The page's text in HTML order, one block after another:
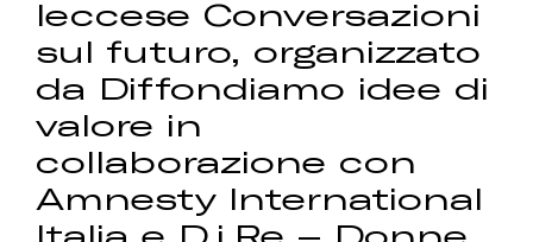
leccese Conversazioni
sul futuro, organizzato
da Diffondiamo idee di
valore in
collaborazione con
Amnesty International
Italia e D.i.Re – Donne